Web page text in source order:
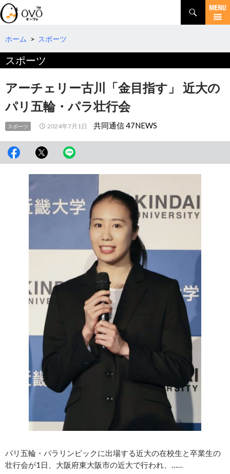
検
索
コ
テ
へ
移
ホーム > スポーツ
スポーツ
アーチェリー古川「金目指す」 近大の
パリ五輪・パラ壮行会
スポーツ 2024年7月1日 共同通信 47NEWS
パリ五輪・パラリンピックに出場する近大の在校生と卒業生の
壮行会が1日、大阪府東大阪市の近大で行われ、……